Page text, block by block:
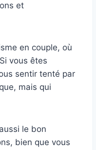
et
en couple, où
vous êtes
sentir tenté par
mais qui
le bon
bien que vous